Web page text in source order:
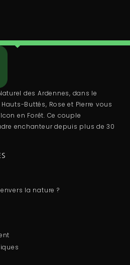
des Ardennes, dans le
Buttés, Rose et Pierre vous
en Forêt. Ce couple
enchanteur depuis plus de 30
la nature ?